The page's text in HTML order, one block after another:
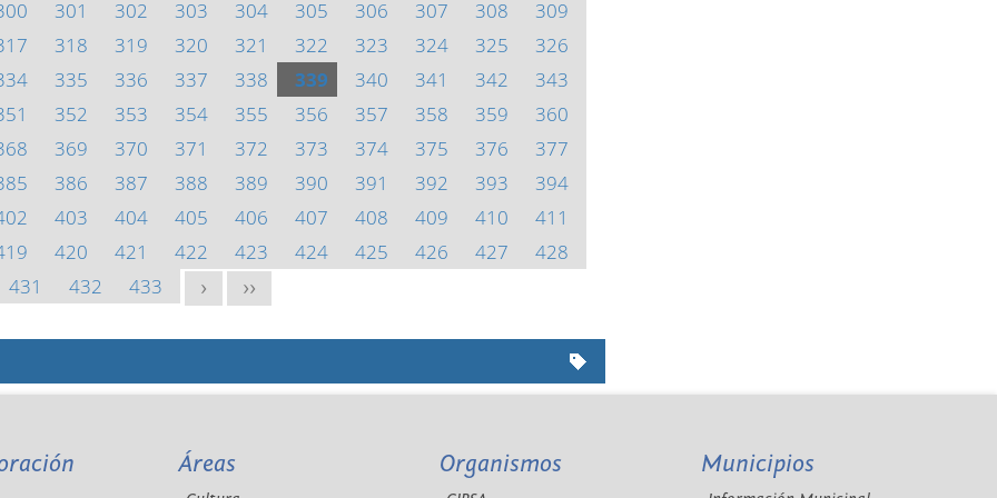
301 302 303 304 305 306 307 308
309
318 319 320 321 322 323 324 325
326
335 336 337 338 339 340 341 342
343
352 353 354 355 356 357 358 359
360
369 370 371 372 373 374 375 376
377
386 387 388 389 390 391 392 393
394
403 404 405 406 407 408 409 410
411
420 421 422 423 424 425 426 427
428
431
432 433 > >>
Áreas Organismos Municipios